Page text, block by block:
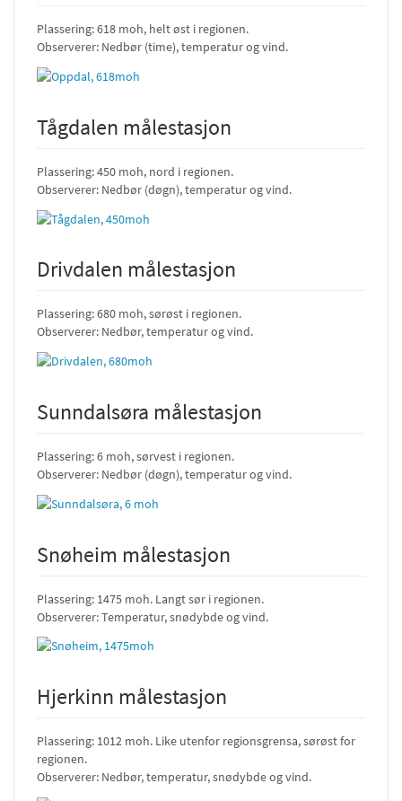
Plassering: 618 moh, helt øst i regionen.
Observerer: Nedbør (time), temperatur og vind.
Tågdalen målestasjon
Plassering: 450 moh, nord i regionen.
Observerer: Nedbør (døgn), temperatur og vind.
Drivdalen målestasjon
Plassering: 680 moh, sørøst i regionen.
Observerer: Nedbør, temperatur og vind.
Sunndalsøra målestasjon
Plassering: 6 moh, sørvest i regionen.
Observerer: Nedbør (døgn), temperatur og vind.
Snøheim målestasjon
Plassering: 1475 moh. Langt sør i regionen.
Observerer: Temperatur, snødybde og vind.
Hjerkinn målestasjon
Plassering: 1012 moh. Like utenfor regionsgrensa, sørøst for
regionen.
Observerer: Nedbør, temperatur, snødybde og vind.